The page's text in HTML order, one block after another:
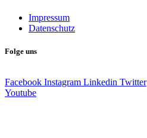
Impressum
Datenschutz
Folge uns
Facebook Instagram Linkedin Twitter
Youtube